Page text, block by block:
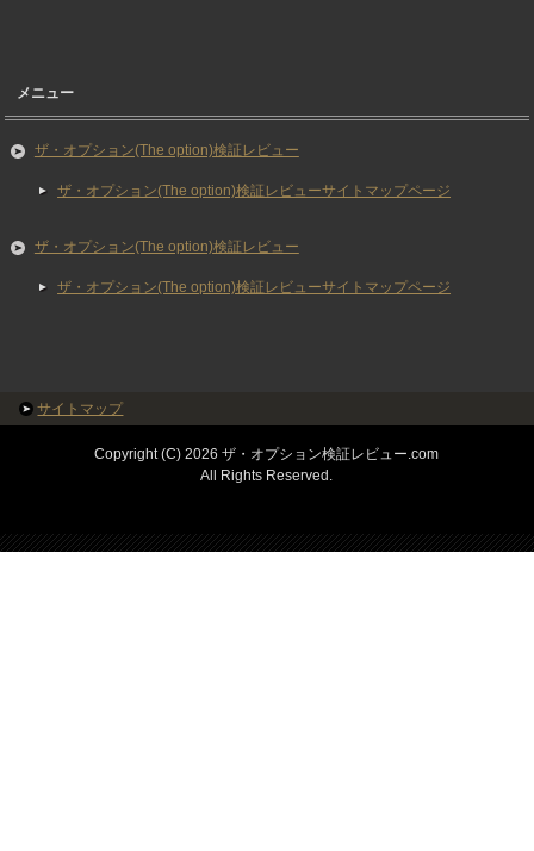
メニュー
ザ・オプション(The option)検証レビュー
ザ・オプション(The option)検証レビューサイトマップページ
ザ・オプション(The option)検証レビュー
ザ・オプション(The option)検証レビューサイトマップページ
サイトマップ
Copyright (C) 2026 ザ・オプション検証レビュー.com
All Rights Reserved.